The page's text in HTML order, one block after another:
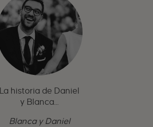
La historia de Daniel
y Blanca...
Blanca y Daniel